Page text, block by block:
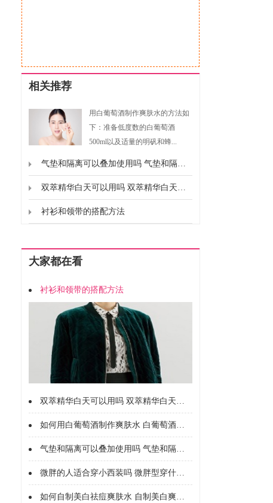
相关推荐
用白葡萄酒制作爽肤水的方法如
下：准备低度数的白葡萄酒
500ml以及适量的明矾和蜂...
气垫和隔离可以叠加使用吗 气垫和隔离能不能一起用
双萃精华白天可以用吗 双萃精华白天能不能用
衬衫和领带的搭配方法
大家都在看
衬衫和领带的搭配方法
双萃精华白天可以用吗 双萃精华白天能不能用
如何用白葡萄酒制作爽肤水 白葡萄酒制作爽肤水的好处
气垫和隔离可以叠加使用吗 气垫和隔离能不能一起用
微胖的人适合穿小西装吗 微胖型穿什么西服
如何自制美白祛痘爽肤水 自制美白爽肤水配方